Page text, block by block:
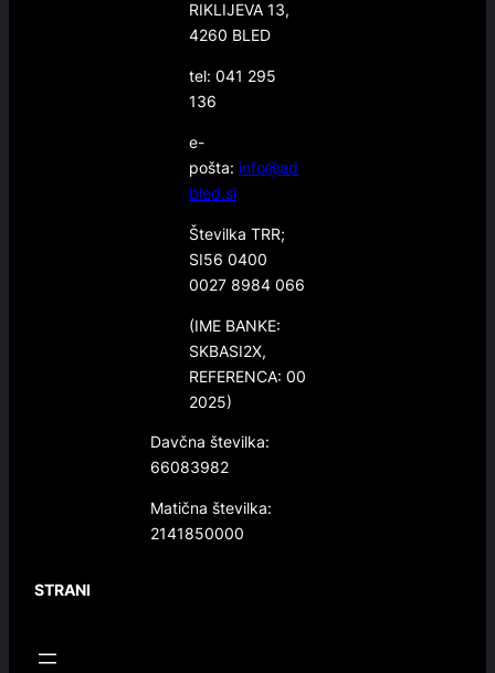
RIKLIJEVA 13,
4260 BLED
tel: 041 295
136
e-
pošta: info@ad
bled.si
Številka TRR;
SI56 0400
0027 8984 066
(IME BANKE:
SKBASI2X,
REFERENCA: 00
2025)
Davčna številka:
66083982
Matična številka:
2141850000
STRANI